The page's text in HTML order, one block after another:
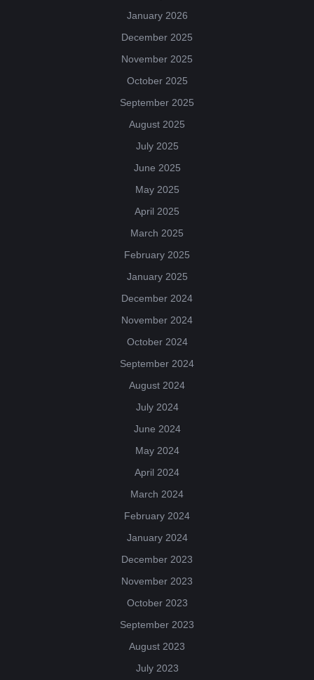
January 2026
December 2025
November 2025
October 2025
September 2025
August 2025
July 2025
June 2025
May 2025
April 2025
March 2025
February 2025
January 2025
December 2024
November 2024
October 2024
September 2024
August 2024
July 2024
June 2024
May 2024
April 2024
March 2024
February 2024
January 2024
December 2023
November 2023
October 2023
September 2023
August 2023
July 2023